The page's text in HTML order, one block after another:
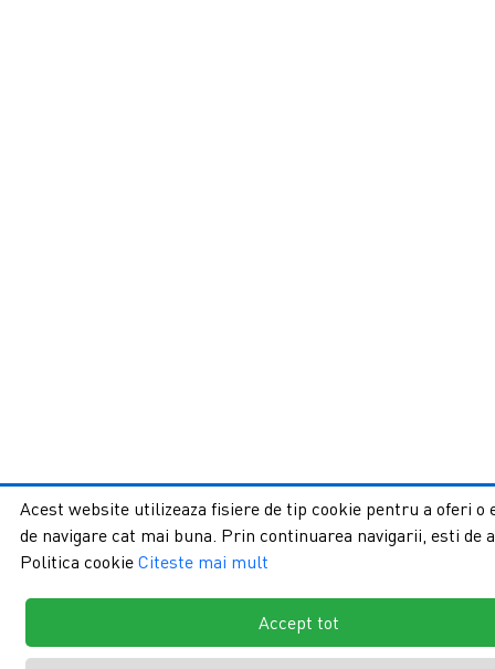
Acest website utilizeaza fisiere de tip cookie pentru a oferi o
de navigare cat mai buna. Prin continuarea navigarii, esti de
Politica cookie Citeste mai mult
Accept tot